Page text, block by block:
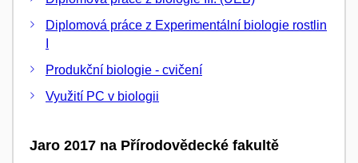
Diplomová práce z Experimentální biologie rostlin
Produkční biologie - cvičení
Využití PC v biologii
Jaro 2017 na Přírodovědecké fakultě